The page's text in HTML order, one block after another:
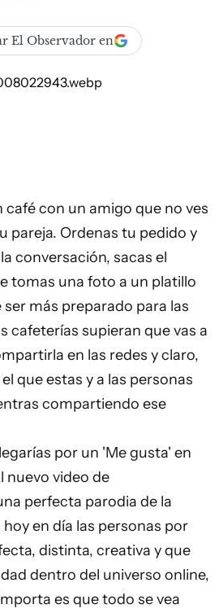
El Observador en
café con un amigo que no ves
pareja. Ordenas tu pedido y
conversación, sacas el
tomas una foto a un platillo
más preparado para las
cafeterías supieran que vas a
en las redes y claro,
que estas y a las personas
compartiendo ese
por un 'Me gusta' en
nuevo video de
perfecta parodia de la
en día las personas por
distinta, creativa y que
dentro del universo online,
es que todo se vea